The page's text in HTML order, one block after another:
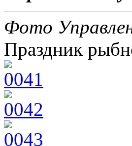
Фото
Праздник